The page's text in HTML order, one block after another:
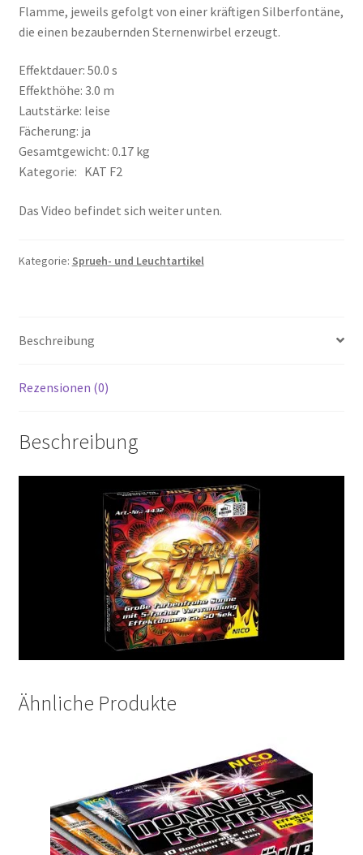
Flamme, jeweils gefolgt von einer kräftigen Silberfontäne,
die einen bezaubernden Sternenwirbel erzeugt.
Effektdauer: 50.0 s
Effekthöhe: 3.0 m
Lautstärke: leise
Fächerung: ja
Gesamtgewicht: 0.17 kg
Kategorie: KAT F2
Das Video befindet sich weiter unten.
Kategorie: Sprueh- und Leuchtartikel
Beschreibung
Rezensionen (0)
Beschreibung
Ähnliche Produkte